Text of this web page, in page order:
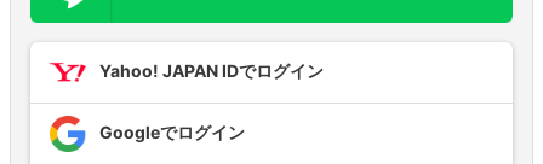
Yahoo! JAPAN IDでログイン
Googleでログイン